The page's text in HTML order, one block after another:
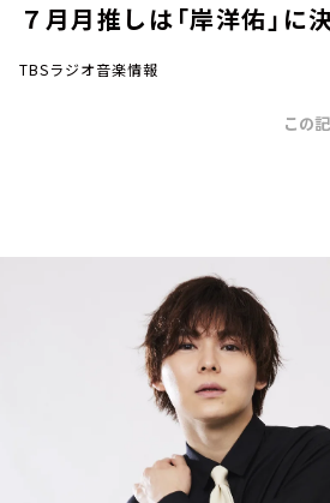
トピックス
TBS Podcast
お知らせ
イベント・グッズ
YouTube
会社情報
７月月推しは「岸洋佑」に決
TBSラジオ音楽情報
この